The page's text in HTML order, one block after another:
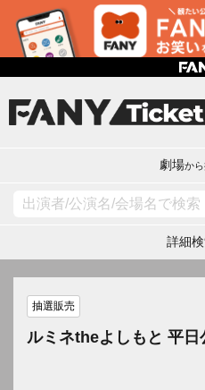
劇場か
詳細
抽選販売
ルミネtheよしもと 平日